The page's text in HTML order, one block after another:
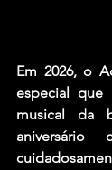
Em 2026, o
especial que
musical da
aniversário